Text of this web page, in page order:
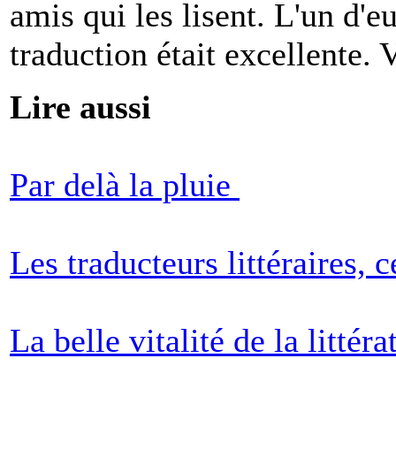
amis qui les lisent. L'un
traduction était excellente.
Lire aussi
Par delà la pluie
Les traducteurs littéraires,
La belle vitalité de la